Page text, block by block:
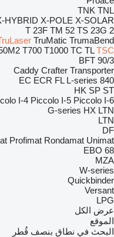
TNK TNL
HYBRID X-POLE X-SOLAR
T 23F TM 52 TS 23G 2
TruMatic TrumaBend
T700 T1000 TC TL TSC
BFT 90/3
Caddy Crafter Transporter
840
EC ECR FL L-series
HK SP ST
I-4 Piccolo I-5 Piccolo I-6
G-series HX LTN
LTN
DF
Profimat Rondamat Unimat
EBO 68
MZA
W-series
Quickbinder
Versant
LPG
عرض الكل
الموقع
البحث في نطاق بنصف قُطر